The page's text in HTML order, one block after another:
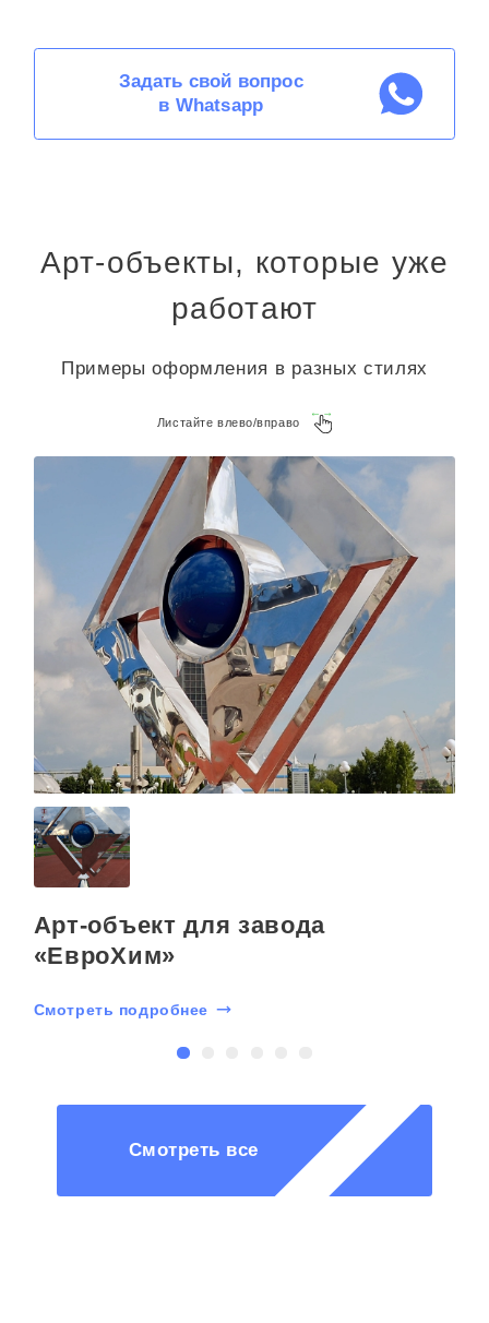
Задать свой вопрос
в Whatsapp
Арт-объекты, которые уже
работают
Примеры оформления в разных стилях
Листайте влево/вправо
Арт-объект для завода
«ЕвроХим»
Смотреть подробнее
Смотреть все